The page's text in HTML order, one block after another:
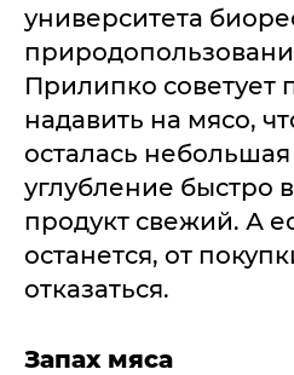
университета
Прилипко советует
надавить на мясо,
осталась
углубление быстро
продукт свежий. А
останется, от
отказаться.
Запах мяса